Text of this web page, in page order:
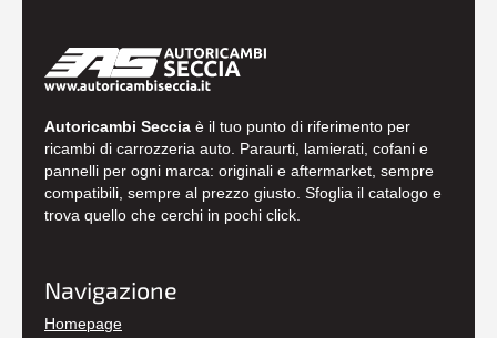
Autoricambi Seccia è il tuo punto di riferimento per
ricambi di carrozzeria auto. Paraurti, lamierati, cofani e
pannelli per ogni marca: originali e aftermarket, sempre
compatibili, sempre al prezzo giusto. Sfoglia il catalogo e
trova quello che cerchi in pochi click.
Navigazione
Homepage